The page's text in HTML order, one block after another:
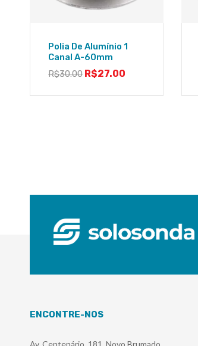
Polia De Alumínio 1
Canal A-60mm
R$30.00 R$27.00
ENCONTRE-NOS
Av. Centenário, 181, Novo Brumado